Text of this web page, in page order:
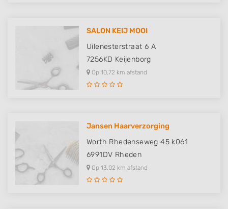
SALON KEIJ MOOI
Uilenesterstraat 6 A
7256KD Keijenborg
Op 10,72 km afstand
Jansen Haarverzorging
Worth Rhedenseweg 45 k061
6991DV Rheden
Op 13,02 km afstand